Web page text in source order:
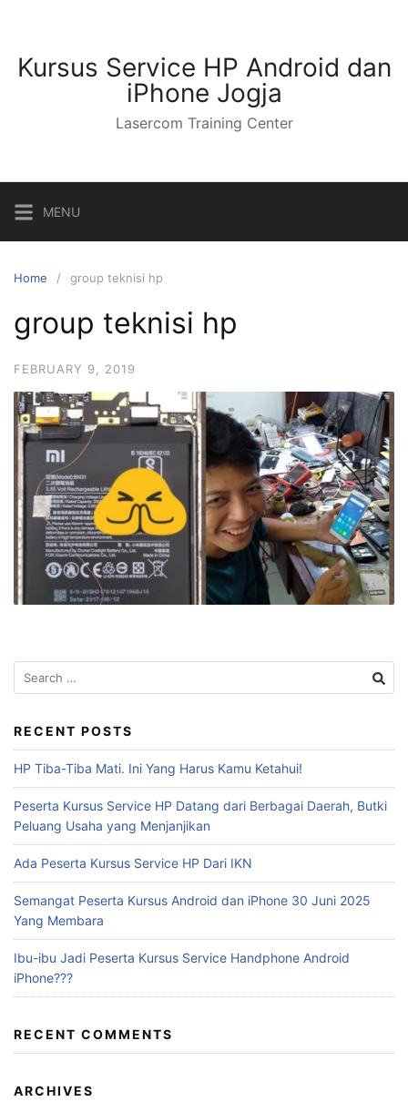
Kursus Service HP Android dan
iPhone Jogja
Lasercom Training Center
MENU
Home group teknisi hp
group teknisi hp
FEBRUARY 9, 2019
RECENT POSTS
HP Tiba-Tiba Mati. Ini Yang Harus Kamu Ketahui!
Peserta Kursus Service HP Datang dari Berbagai Daerah, Butki
Peluang Usaha yang Menjanjikan
Ada Peserta Kursus Service HP Dari IKN
Semangat Peserta Kursus Android dan iPhone 30 Juni 2025
Yang Membara
Ibu-ibu Jadi Peserta Kursus Service Handphone Android
iPhone???
RECENT COMMENTS
ARCHIVES